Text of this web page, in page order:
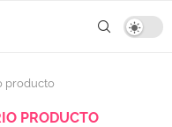
producto
PRODUCTO